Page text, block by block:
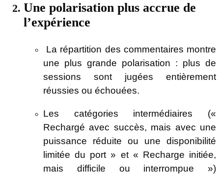
Une polarisation plus accrue de
l’expérience
La répartition des commentaires montre
une plus grande polarisation : plus de
sessions sont jugées entièrement
réussies ou échouées.
Les catégories intermédiaires («
Rechargé avec succès, mais avec une
puissance réduite ou une disponibilité
limitée du port » et « Recharge initiée,
mais difficile ou interrompue »)